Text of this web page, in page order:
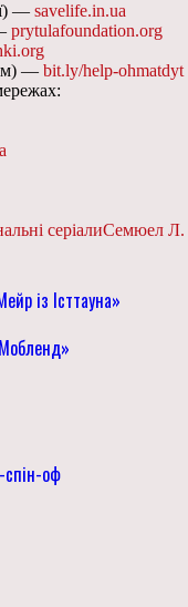
— savelife.in.ua
prytulafoundation.org
— bit.ly/help-ohmatdyt
серіалиСемюел Л.
із Істтауна»
спін-оф